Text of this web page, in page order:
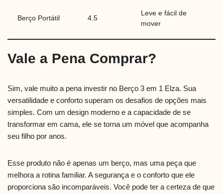
Berço Portátil 4.5
Leve e fácil de
mover
Vale a Pena Comprar?
Sim, vale muito a pena investir no Berço 3 em 1 Elza. Sua
versatilidade e conforto superam os desafios de opções mais
simples. Com um design moderno e a capacidade de se
transformar em cama, ele se torna um móvel que acompanha
seu filho por anos.
Esse produto não é apenas um berço, mas uma peça que
melhora a rotina familiar. A segurança e o conforto que ele
proporciona são incomparáveis. Você pode ter a certeza de que